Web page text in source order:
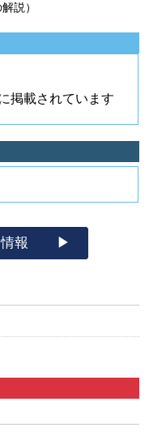
説）
掲載されています
報